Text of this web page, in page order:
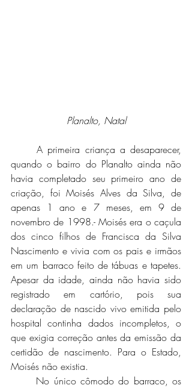
Planalto, Natal
	A primeira criança a desaparecer,
quando o bairro do Planalto ainda não
havia completado seu primeiro ano de
criação, foi Moisés Alves da Silva, de
apenas 1 ano e 7 meses, em 9 de
novembro de 1998.- Moisés era o caçula
dos cinco filhos de Francisca da Silva
Nascimento e vivia com os pais e irmãos
em um barraco feito de tábuas e tapetes.
Apesar da idade, ainda não havia sido
registrado em cartório, pois sua
declaração de nascido vivo emitida pelo
hospital continha dados incompletos, o
que exigia correção antes da emissão da
certidão de nascimento. Para o Estado,
Moisés não existia.